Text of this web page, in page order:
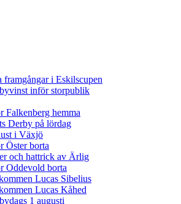
framgångar i Eskilscupen
inför storpublik
Falkenberg hemma
Derby på lördag
i Växjö
Öster borta
och hattrick av Ärlig
Oddevold borta
Lucas Sibelius
Lucas Kåhed
1 augusti